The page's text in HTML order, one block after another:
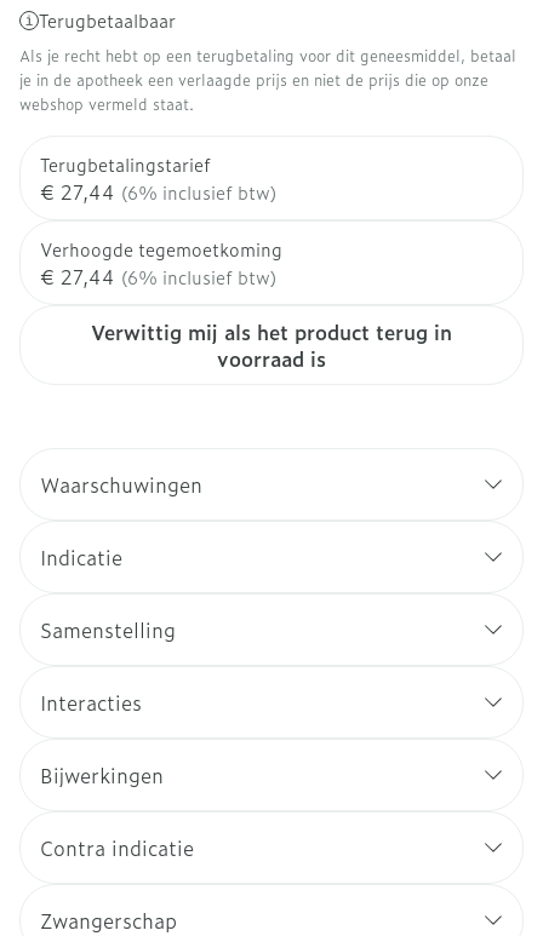
Terugbetaalbaar
Als je recht hebt op een terugbetaling voor dit geneesmiddel, betaal
je in de apotheek een verlaagde prijs en niet de prijs die op onze
webshop vermeld staat.
Terugbetalingstarief
€ 27,44 (6% inclusief btw)
Verhoogde tegemoetkoming
€ 27,44 (6% inclusief btw)
Verwittig mij als het product terug in
voorraad is
Waarschuwingen
Indicatie
Samenstelling
Interacties
Bijwerkingen
Contra indicatie
Zwangerschap